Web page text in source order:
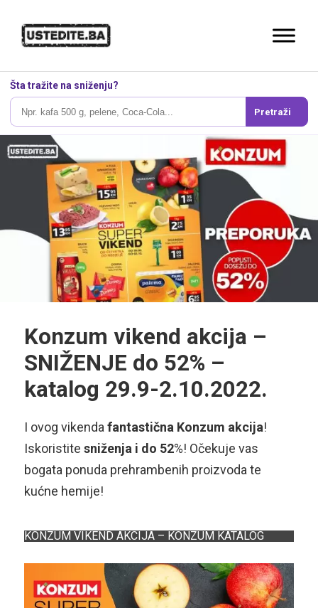
Šta tražite na sniženju?
Pretraži
Konzum vikend akcija –
SNIŽENJE do 52% –
katalog 29.9-2.10.2022.
I ovog vikenda fantastična Konzum akcija!
Iskoristite sniženja i do 52%! Očekuje vas
bogata ponuda prehrambenih proizvoda te
kućne hemije!
KONZUM VIKEND AKCIJA – KONZUM KATALOG